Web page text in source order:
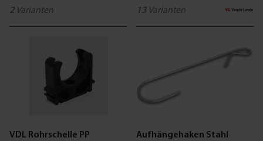
2 Varianten
13 Varianten
VDL Rohrschelle PP
Aufhängehaken Stahl